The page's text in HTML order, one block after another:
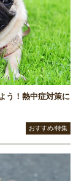
う！熱中症対策に
おすすめ/特集